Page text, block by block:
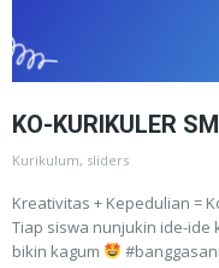
KO-KURIKULER
Kurikulum, sliders
Kreativitas + Kepedulian =
Tiap siswa nunjukin ide-
bikin kagum